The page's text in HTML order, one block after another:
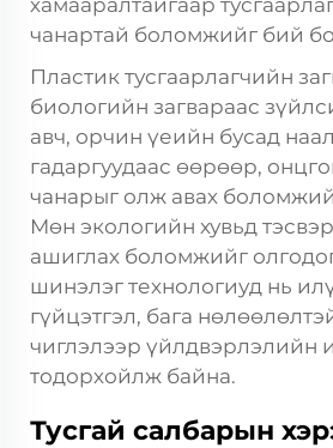
хамааралтайгаар
чанартай боломжийг бий
Пластик тусгаарлагчийн
биологийн загвараас
авч, орчин үеийн бусад
гадаргуудаас өөрөөр,
чанарыг олж авах
Мөн экологийн хувьд
ашиглах боломжийг
шинэлэг технологиуд нь
гүйцэтгэл, бага
чиглэлээр үйлдвэрлэлийн
тодорхойлж байна.
Тусгай салбарын